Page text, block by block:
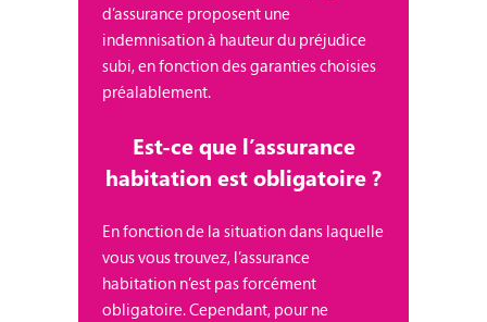
d’assurance proposent une
indemnisation à hauteur du préjudice
subi, en fonction des garanties choisies
préalablement.
Est-ce que l’assurance
habitation est obligatoire ?
En fonction de la situation dans laquelle
vous vous trouvez, l’assurance
habitation n’est pas forcément
obligatoire. Cependant, pour ne